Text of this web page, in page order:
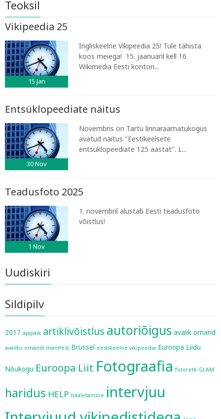
Teoksil
Vikipeedia 25
15 Jan
Ingliskeelne Vikipeedia 25! Tule tähista
koos meiega! 15. jaanuaril kell 16
Wikimedia Eesti kontori...
Entsüklopeediate näitus
30Nov
Novembris on Tartu linnaraamatukogus
avatud näitus "Eestikeelsete
entsüklopeediate 125 aastat". L...
Teadusfoto 2025
1 Nov
1. novembril alustab Eesti teadusfoto
võistlus!
Uudiskiri
Sildipilv
2017 ajapaik artiklivõistlus autoriõigus avalik omand
avaliku omandi manifest Brüssel eestikeelne vikipeedia Euroopa Liidu
Nõukogu Euroopa Liit Fotograafia fotoretk GLAM
haridus HELP hääletamine intervjuu